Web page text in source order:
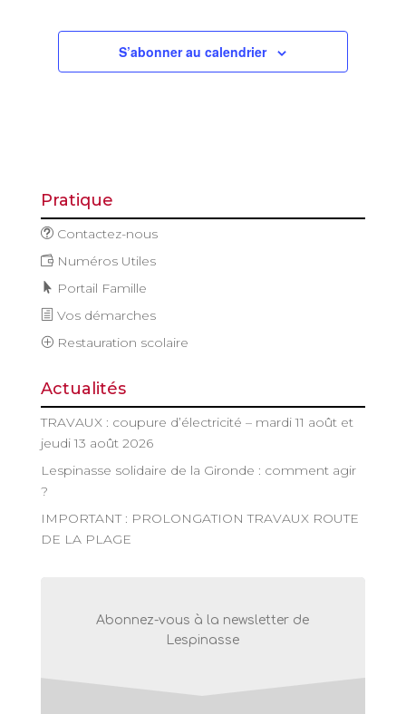
S’abonner au calendrier
Pratique
Contactez-nous
Numéros Utiles
Portail Famille
Vos démarches
Restauration scolaire
Actualités
TRAVAUX : coupure d’électricité – mardi 11 août et
jeudi 13 août 2026
Lespinasse solidaire de la Gironde : comment agir
?
IMPORTANT : PROLONGATION TRAVAUX ROUTE
DE LA PLAGE
Abonnez-vous à la newsletter de
Lespinasse